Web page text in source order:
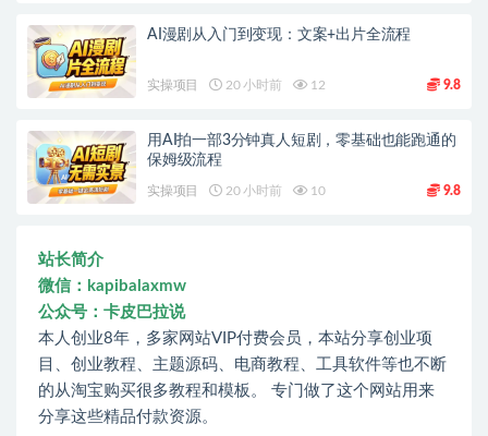
AI漫剧从入门到变现：文案+出片全流程
实操项目 20 小时前 12 9.8
用AI拍一部3分钟真人短剧，零基础也能跑通的
保姆级流程
实操项目 20 小时前 10 9.8
站长简介
微信：kapibalaxmw
公众号：卡皮巴拉说
本人创业8年，多家网站VIP付费会员，本站分享创业项
目、创业教程、主题源码、电商教程、工具软件等也不断
的从淘宝购买很多教程和模板。 专门做了这个网站用来
分享这些精品付款资源。